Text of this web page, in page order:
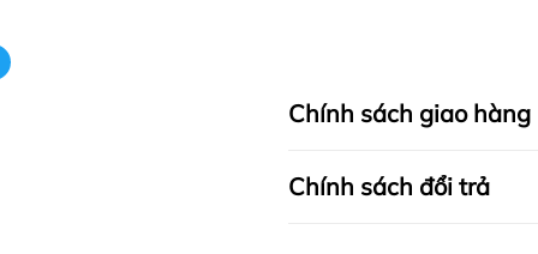
Chính sách giao hàng
Chính sách đổi trả